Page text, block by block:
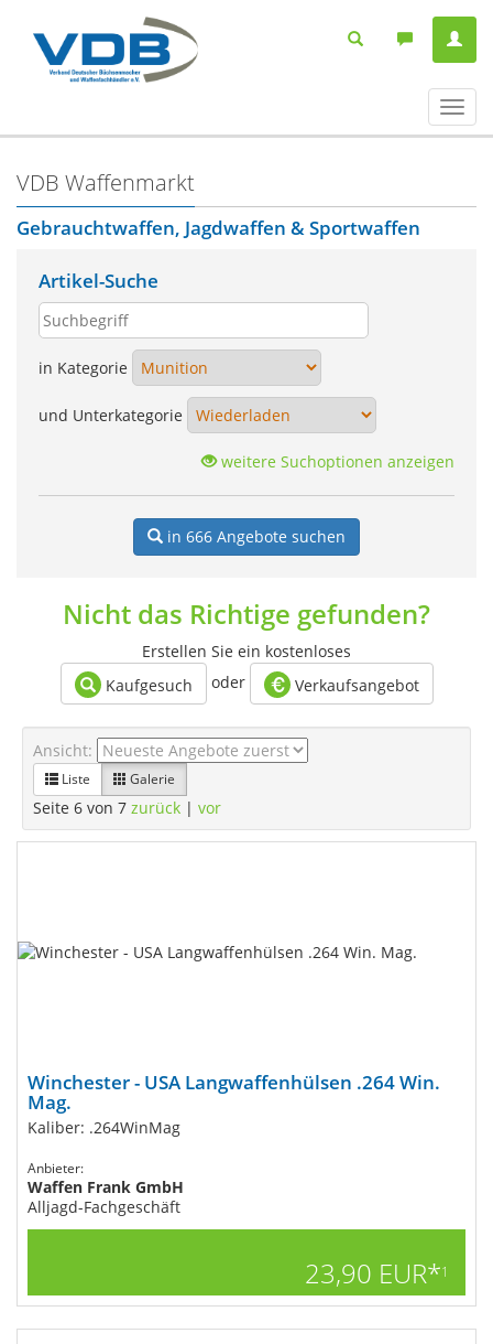
ein-/
VDB Waffenmarkt
Gebrauchtwaffen, Jagdwaffen & Sportwaffen
Artikel-Suche
in Kategorie
und Unterkategorie
weitere Suchoptionen anzeigen
in 666 Angebote suchen
Nicht das Richtige gefunden?
Erstellen Sie ein kostenloses
Kaufgesuch
oder Verkaufsangebot
Ansicht:
Liste Galerie
Seite 6 von 7 zurück | vor
Winchester - USA Langwaffenhülsen .264 Win.
Mag.
Kaliber: .264WinMag
Anbieter:
Waffen Frank GmbH
Alljagd-Fachgeschäft
23,90 EUR*1